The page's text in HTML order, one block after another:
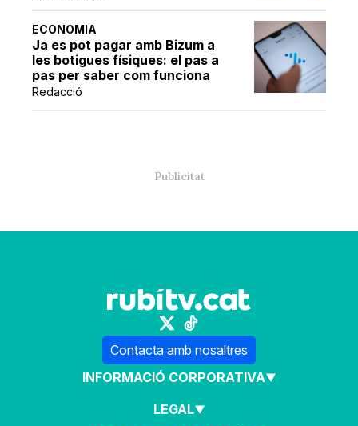
ECONOMIA
Ja es pot pagar amb Bizum a
les botigues físiques: el pas a
pas per saber com funciona
Redacció
Contacta amb nosaltres
INFORMACIÓ CORPORATIVA
LEGAL